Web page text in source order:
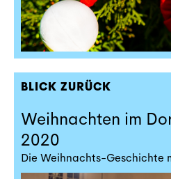
BLICK ZURÜCK
Weihnachten im
2020
Die Weihnachts-Geschichte